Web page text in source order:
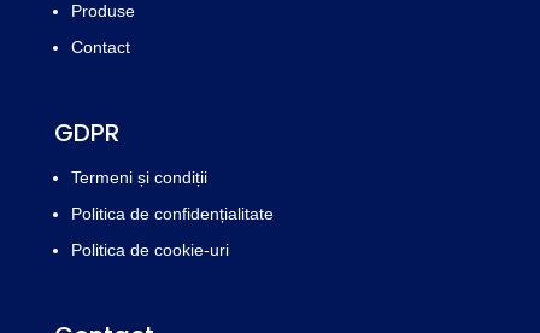
Produse
Contact
GDPR
Termeni și condiții
Politica de confidențialitate
Politica de cookie-uri